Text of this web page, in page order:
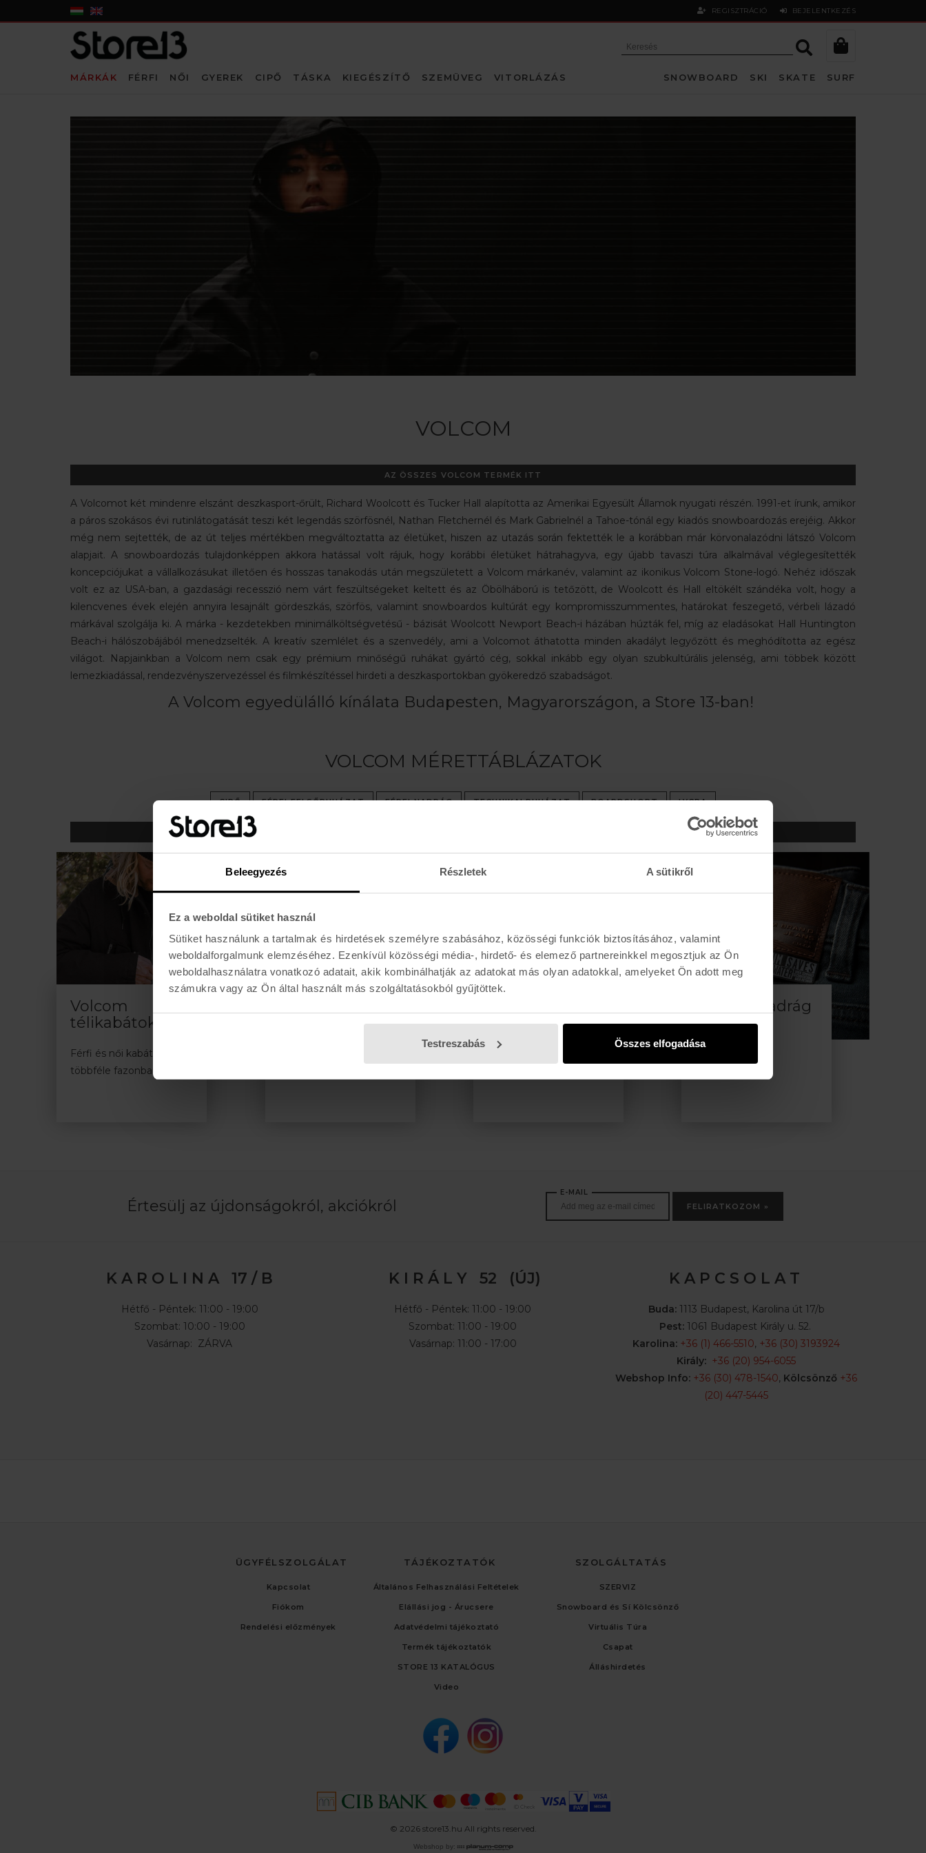
Beleegyezés Részletek A sütikről
Ez a weboldal sütiket használ
Sütiket használunk a tartalmak és hirdetések személyre szabásához, közösségi funkciók biztosításához, valamint
weboldalforgalmunk elemzéséhez. Ezenkívül közösségi média-, hirdető- és elemező partnereinkkel megosztjuk az Ön
weboldalhasználatra vonatkozó adatait, akik kombinálhatják az adatokat más olyan adatokkal, amelyeket Ön adott meg
számukra vagy az Ön által használt más szolgáltatásokból gyűjtöttek.
Testreszabás Összes elfogadása
REGISZTRÁCIÓ BEJELENTKEZÉS
MÁRKÁK FÉRFI NŐI GYEREK CIPŐ TÁSKA KIEGÉSZÍTŐ SZEMÜVEG VITORLÁZÁS SNOWBOARD SKI SKATE SURF
VOLCOM
AZ ÖSSZES VOLCOM TERMÉK ITT
A Volcomot két mindenre elszánt deszkasport-őrült, Richard Woolcott és Tucker Hall alapította az Amerikai Egyesült Államok nyugati részén. 1991-et írunk, amikor
a páros szokásos évi rutinlátogatását teszi két legendás szörfösnél, Nathan Fletchernél és Mark Gabrielnél a Tahoe-tónál egy kiadós snowboardozás erejéig. Akkor
még nem sejtették, de az út teljes mértékben megváltoztatta az életüket, hiszen az utazás során fektették le a korábban már körvonalazódni látszó Volcom
alapjait. A snowboardozás tulajdonképpen akkora hatással volt rájuk, hogy korábbi életüket hátrahagyva, egy újabb tavaszi túra alkalmával véglegesítették
koncepciójukat a vállalkozásukat illetően és hosszas tanakodás után megszületett a Volcom márkanév, valamint az ikonikus Volcom Stone-logó. Nehéz időszak
volt ez az USA-ban, a gazdasági recesszió nem várt feszültségeket keltett és az Öbölháború is tetőzött, de Woolcott és Hall eltökélt szándéka volt, hogy a
kilencvenes évek elején annyira lesajnált gördeszkás, szörfös, valamint snowboardos kultúrát egy kompromisszummentes, határokat feszegető, vérbeli lázadó
márkával szolgálja ki. A márka - kezdetekben minimálköltségvetésű - bázisát Woolcott Newport Beach-i házában húzták fel, míg az eladásokat Hall Huntington
Beach-i hálószobájából menedzselték. A kreatív szemlélet és a szenvedély, ami a Volcomot áthatotta minden akadályt legyőzött és meghódította az egész
világot. Napjainkban a Volcom nem csak egy prémium minőségű ruhákat gyártó cég, sokkal inkább egy olyan szubkultúrális jelenség, ami többek között
lemezkiadással, rendezvényszervezéssel és filmkészítéssel hirdeti a deszkasportokban gyökeredző szabadságot.
A Volcom egyedülálló kínálata Budapesten, Magyarországon, a Store 13-ban!
VOLCOM MÉRETTÁBLÁZATOK
CIPŐ FÉRFI FELSŐRUHÁZAT FÉRFI NADRÁG TECHNIKAI RUHÁZAT BOARDSHORT LYCRA
Volcom
télikabátok
Férfi és női kabátok
többféle fazonban
Volcom nadrág
Értesülj az újdonságokról, akciókról
E-MAIL
FELIRATKOZOM »
K A R O L I N A 17 / B
Hétfő - Péntek: 11:00 - 19:00
Szombat: 10:00 - 19:00
Vasárnap: ZÁRVA
K I R Á L Y 52 (ÚJ)
Hétfő - Péntek: 11:00 - 19:00
Szombat: 11:00 - 19:00
Vasárnap: 11:00 - 17:00
K A P C S O L A T
Buda:1113 Budapest, Karolina út 17/b
Pest:1061 Budapest Király u. 52.
Karolina: +36 (1) 466-5510, +36 (30) 3193924
Király: +36 (20) 954-6055
Webshop Info: +36 (30) 478-1540, Kölcsönző +36
(20) 447-5445
ÜGYFÉLSZOLGÁLAT
Kapcsolat
Fiókom
Rendelési előzmények
TÁJÉKOZTATÓK
Általános Felhasználási Feltételek
Elállási jog - Árucsere
Adatvédelmi tájékoztató
Termék tájékoztatók
STORE 13 KATALÓGUS
Video
SZOLGÁLTATÁS
SZERVIZ
Snowboard és Sí Kölcsönző
Virtuális Túra
Csapat
Álláshirdetés
© 2026 store13.hu All rights reserved.
Webshop by: